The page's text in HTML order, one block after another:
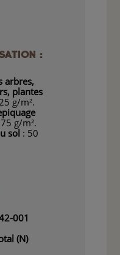
:
arbres,
plantes
g/m².
g/m².
sol : 50
001
(N)